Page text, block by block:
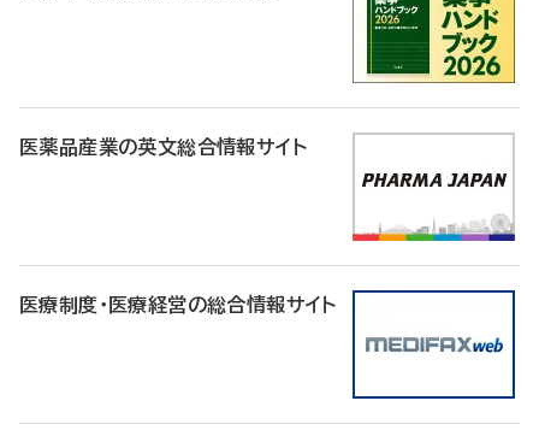
医薬品産業の英文総合情報サイト
医療制度・医療経営の総合情報サイト